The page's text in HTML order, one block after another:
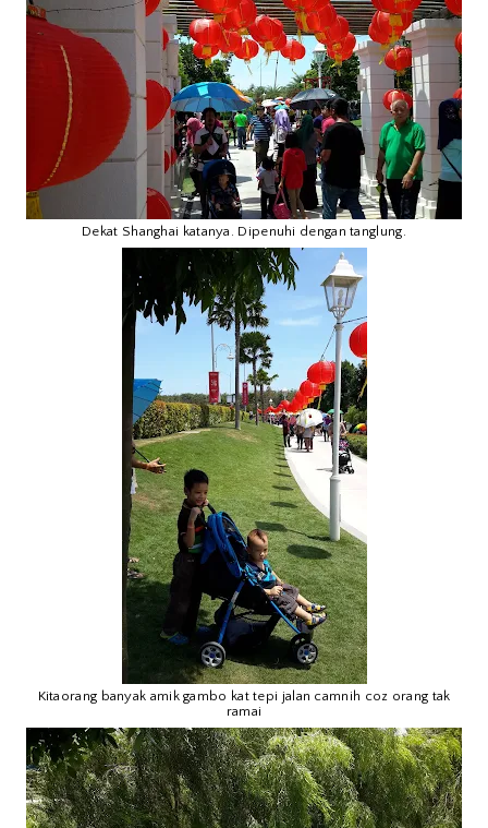
Dekat Shanghai katanya. Dipenuhi dengan tanglung.
Kitaorang banyak amik gambo kat tepi jalan camnih coz orang tak
ramai